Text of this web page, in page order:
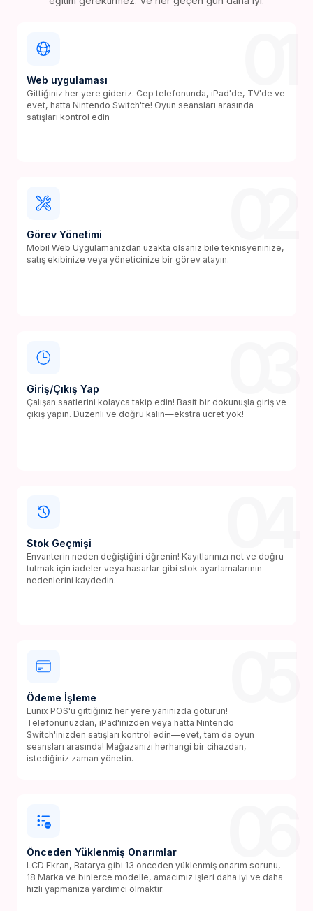
Web uygulaması
Gittiğiniz her yere gideriz. Cep telefonunda, iPad'de, TV'de ve
evet, hatta Nintendo Switch'te! Oyun seansları arasında
satışları kontrol edin
Görev Yönetimi
Mobil Web Uygulamanızdan uzakta olsanız bile teknisyeninize,
satış ekibinize veya yöneticinize bir görev atayın.
Giriş/Çıkış Yap
Çalışan saatlerini kolayca takip edin! Basit bir dokunuşla giriş ve
çıkış yapın. Düzenli ve doğru kalın—ekstra ücret yok!
Stok Geçmişi
Envanterin neden değiştiğini öğrenin! Kayıtlarınızı net ve doğru
tutmak için iadeler veya hasarlar gibi stok ayarlamalarının
nedenlerini kaydedin.
Ödeme İşleme
Lunix POS'u gittiğiniz her yere yanınızda götürün!
Telefonunuzdan, iPad'inizden veya hatta Nintendo
Switch'inizden satışları kontrol edin—evet, tam da oyun
seansları arasında! Mağazanızı herhangi bir cihazdan,
istediğiniz zaman yönetin.
Önceden Yüklenmiş Onarımlar
LCD Ekran, Batarya gibi 13 önceden yüklenmiş onarım sorunu,
18 Marka ve binlerce modelle, amacımız işleri daha iyi ve daha
hızlı yapmanıza yardımcı olmaktır.